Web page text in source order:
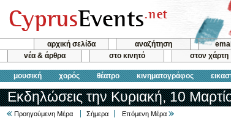
αρχική σελίδα αναζήτηση
νέα & άρθρα
στο κινητό στον χάρτη
μουσική χορός θέατρο κινηματογράφος
Εκδηλώσεις την Κυριακή, 10
Προηγούμενη Μέρα Σήμερα Επόμενη Μέρα